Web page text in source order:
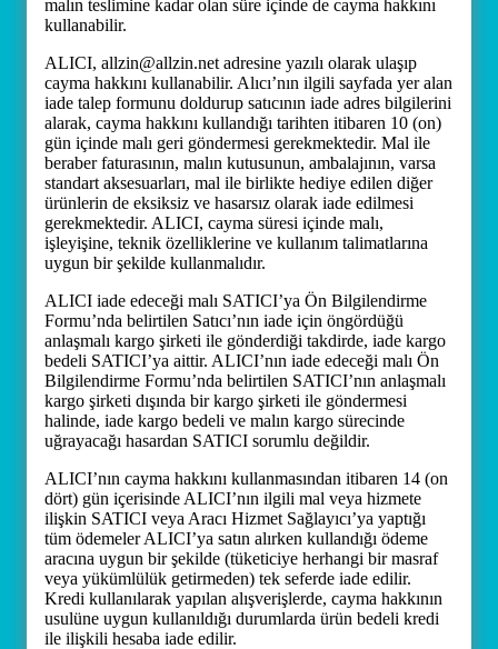
malın teslimine kadar olan süre içinde de cayma hakkını
kullanabilir.
ALICI, allzin@allzin.net adresine yazılı olarak ulaşıp
cayma hakkını kullanabilir. Alıcı’nın ilgili sayfada yer alan
iade talep formunu doldurup satıcının iade adres bilgilerini
alarak, cayma hakkını kullandığı tarihten itibaren 10 (on)
gün içinde malı geri göndermesi gerekmektedir. Mal ile
beraber faturasının, malın kutusunun, ambalajının, varsa
standart aksesuarları, mal ile birlikte hediye edilen diğer
ürünlerin de eksiksiz ve hasarsız olarak iade edilmesi
gerekmektedir. ALICI, cayma süresi içinde malı,
işleyişine, teknik özelliklerine ve kullanım talimatlarına
uygun bir şekilde kullanmalıdır.
ALICI iade edeceği malı SATICI’ya Ön Bilgilendirme
Formu’nda belirtilen Satıcı’nın iade için öngördüğü
anlaşmalı kargo şirketi ile gönderdiği takdirde, iade kargo
bedeli SATICI’ya aittir. ALICI’nın iade edeceği malı Ön
Bilgilendirme Formu’nda belirtilen SATICI’nın anlaşmalı
kargo şirketi dışında bir kargo şirketi ile göndermesi
halinde, iade kargo bedeli ve malın kargo sürecinde
uğrayacağı hasardan SATICI sorumlu değildir.
ALICI’nın cayma hakkını kullanmasından itibaren 14 (on
dört) gün içerisinde ALICI’nın ilgili mal veya hizmete
ilişkin SATICI veya Aracı Hizmet Sağlayıcı’ya yaptığı
tüm ödemeler ALICI’ya satın alırken kullandığı ödeme
aracına uygun bir şekilde (tüketiciye herhangi bir masraf
veya yükümlülük getirmeden) tek seferde iade edilir.
Kredi kullanılarak yapılan alışverişlerde, cayma hakkının
usulüne uygun kullanıldığı durumlarda ürün bedeli kredi
ile ilişkili hesaba iade edilir.